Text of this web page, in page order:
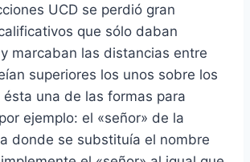
UCD se perdió gran
que sólo daban
marcaban las distancias entre
superiores los unos sobre los
una de las formas para
ejemplo: el «señor» de la
donde se substituía el nombre